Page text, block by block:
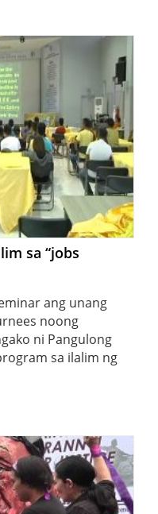
sa “jobs
ang unang
noong
ni Pangulong
sa ilalim ng